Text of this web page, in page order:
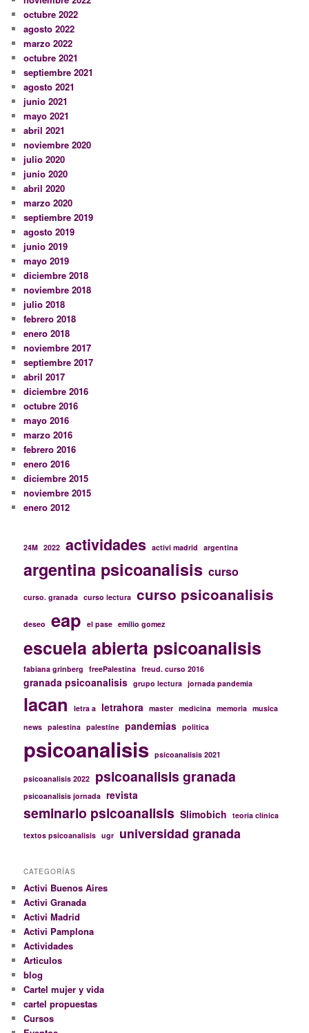
octubre 2022
agosto 2022
marzo 2022
octubre 2021
septiembre 2021
agosto 2021
junio 2021
mayo 2021
abril 2021
noviembre 2020
julio 2020
junio 2020
abril 2020
marzo 2020
septiembre 2019
agosto 2019
junio 2019
mayo 2019
diciembre 2018
noviembre 2018
julio 2018
febrero 2018
enero 2018
noviembre 2017
septiembre 2017
abril 2017
diciembre 2016
octubre 2016
mayo 2016
marzo 2016
febrero 2016
enero 2016
diciembre 2015
noviembre 2015
enero 2012
24M 2022 actividades activi madrid argentina
argentina psicoanalisis curso
curso. granada curso lectura curso psicoanalisis
deseo eap el pase emilio gomez
escuela abierta psicoanalisis
fabiana grinberg freePalestina freud. curso 2016
granada psicoanalisis grupo lectura jornada pandemia
lacan letra a letrahora master medicina memoria musica
news palestina palestine pandemias politica
psicoanalisis psicoanalisis 2021
psicoanalisis 2022 psicoanalisis granada
psicoanalisis jornada revista
seminario psicoanalisis Slimobich
teoria clinica
textos psicoanalisis ugr universidad granada
CATEGORÍAS
Activi Buenos Aires
Activi Granada
Activi Madrid
Activi Pamplona
Actividades
Articulos
blog
Cartel mujer y vida
cartel propuestas
Cursos